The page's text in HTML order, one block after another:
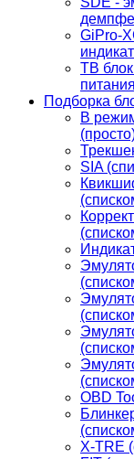
GiPro-
TB
питания
Подборка
В
SIA
OBD
X-TRE